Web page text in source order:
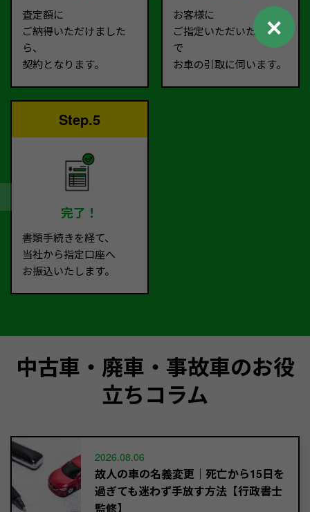
査定額に
ご納得いただけました
ら、
契約となります。
お客様に
ご指定いただいた場所ま
で
お車の引取に伺います。
Step.5
完了！
書類手続きを経て、
当社から指定口座へ
お振込いたします。
中古車・廃車・事故車のお役
立ちコラム
2026.08.06
故人の車の名義変更｜死亡から15日を
過ぎても迷わず手放す方法【行政書士
監修】
✕